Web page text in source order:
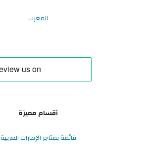
المغرب
أقسام مميزة
قائمة بمتاجر الإمارات العربية